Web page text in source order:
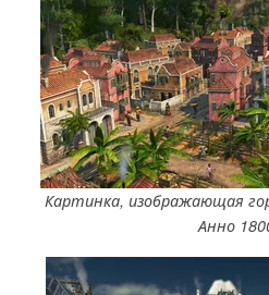
Картинка, изображающая
Анно